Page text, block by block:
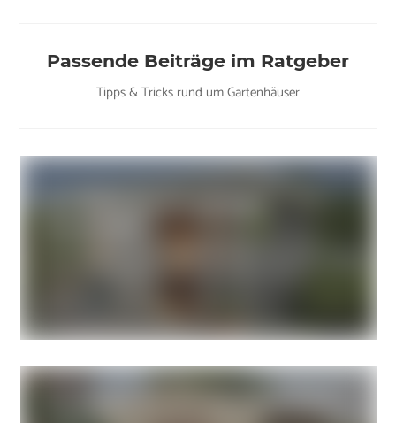
Passende Beiträge im Ratgeber
Tipps & Tricks rund um Gartenhäuser